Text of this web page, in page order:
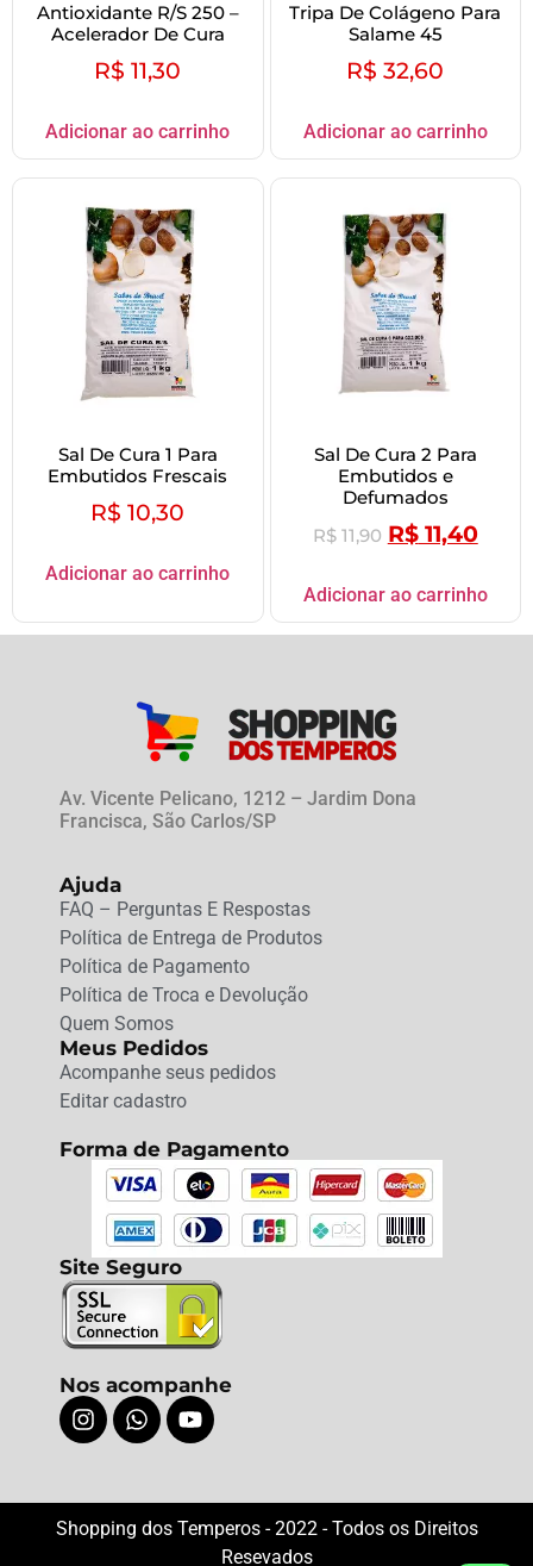
Antioxidante R/S 250 –
Acelerador De Cura
R$ 11,30
Adicionar ao carrinho
Tripa De Colágeno Para
Salame 45
R$ 32,60
Adicionar ao carrinho
Sal De Cura 1 Para
Embutidos Frescais
R$ 10,30
Adicionar ao carrinho
Sal De Cura 2 Para
Embutidos e
Defumados
R$11,90 R$11,40
Adicionar ao carrinho
Av. Vicente Pelicano, 1212 – Jardim Dona
Francisca, São Carlos/SP
Ajuda
FAQ – Perguntas E Respostas
Política de Entrega de Produtos
Política de Pagamento
Política de Troca e Devolução
Quem Somos
Meus Pedidos
Acompanhe seus pedidos
Editar cadastro
Forma de Pagamento
Site Seguro
Nos acompanhe
Shopping dos Temperos - 2022 - Todos os Direitos
Resevados